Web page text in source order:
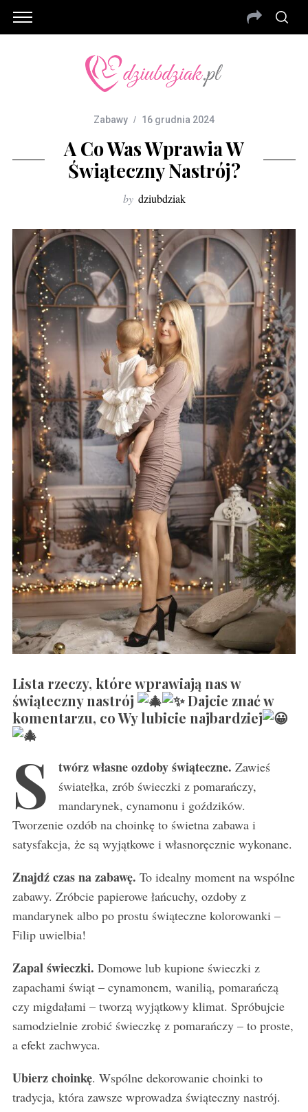
Zabawy 16 grudnia 2024
A Co Was Wprawia W
Świąteczny Nastrój?
by dziubdziak
Lista rzeczy, które wprawiają nas w
świąteczny nastrój
Dajcie znać w
komentarzu, co Wy lubicie najbardziej
S twórz własne ozdoby świąteczne. Zawieś
światełka, zrób świeczki z pomarańczy,
mandarynek, cynamonu i goździków.
Tworzenie ozdób na choinkę to świetna zabawa i
satysfakcja, że są wyjątkowe i własnoręcznie wykonane.
Znajdź czas na zabawę. To idealny moment na wspólne
zabawy. Zróbcie papierowe łańcuchy, ozdoby z
mandarynek albo po prostu świąteczne kolorowanki –
Filip uwielbia!
Zapal świeczki. Domowe lub kupione świeczki z
zapachami świąt – cynamonem, wanilią, pomarańczą
czy migdałami – tworzą wyjątkowy klimat. Spróbujcie
samodzielnie zrobić świeczkę z pomarańczy – to proste,
a efekt zachwyca.
Ubierz choinkę. Wspólne dekorowanie choinki to
tradycja, która zawsze wprowadza świąteczny nastrój.